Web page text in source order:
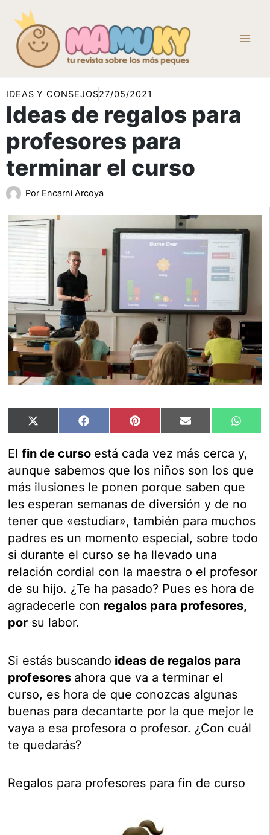
contenido
IDEAS Y CONSEJOS27/05/2021
Ideas de regalos para
profesores para
terminar el curso
Por Encarni Arcoya
Compartir
en
X
(Twitter)
Compartir
en
Facebook Compartir
en
Pinterest Compartir
en
Email
en
Elfin de curso está cada vez más cerca y,
aunque sabemos que los niños son los que
más ilusiones le ponen porque saben que
les esperan semanas de diversión y de no
tener que «estudiar», también para muchos
padres es un momento especial, sobre todo
si durante el curso se ha llevado una
relación cordial con la maestra o el profesor
de su hijo. ¿Te ha pasado? Pues es hora de
agradecerle con regalos para profesores,
por su labor.
Si estás buscando ideas de regalos para
profesores ahora que va a terminar el
curso, es hora de que conozcas algunas
buenas para decantarte por la que mejor le
vaya a esa profesora o profesor. ¿Con cuál
te quedarás?
Regalos para profesores para fin de curso